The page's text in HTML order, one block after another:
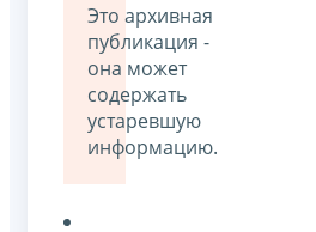
Это архивная
публикация -
она может
содержать
устаревшую
информацию.